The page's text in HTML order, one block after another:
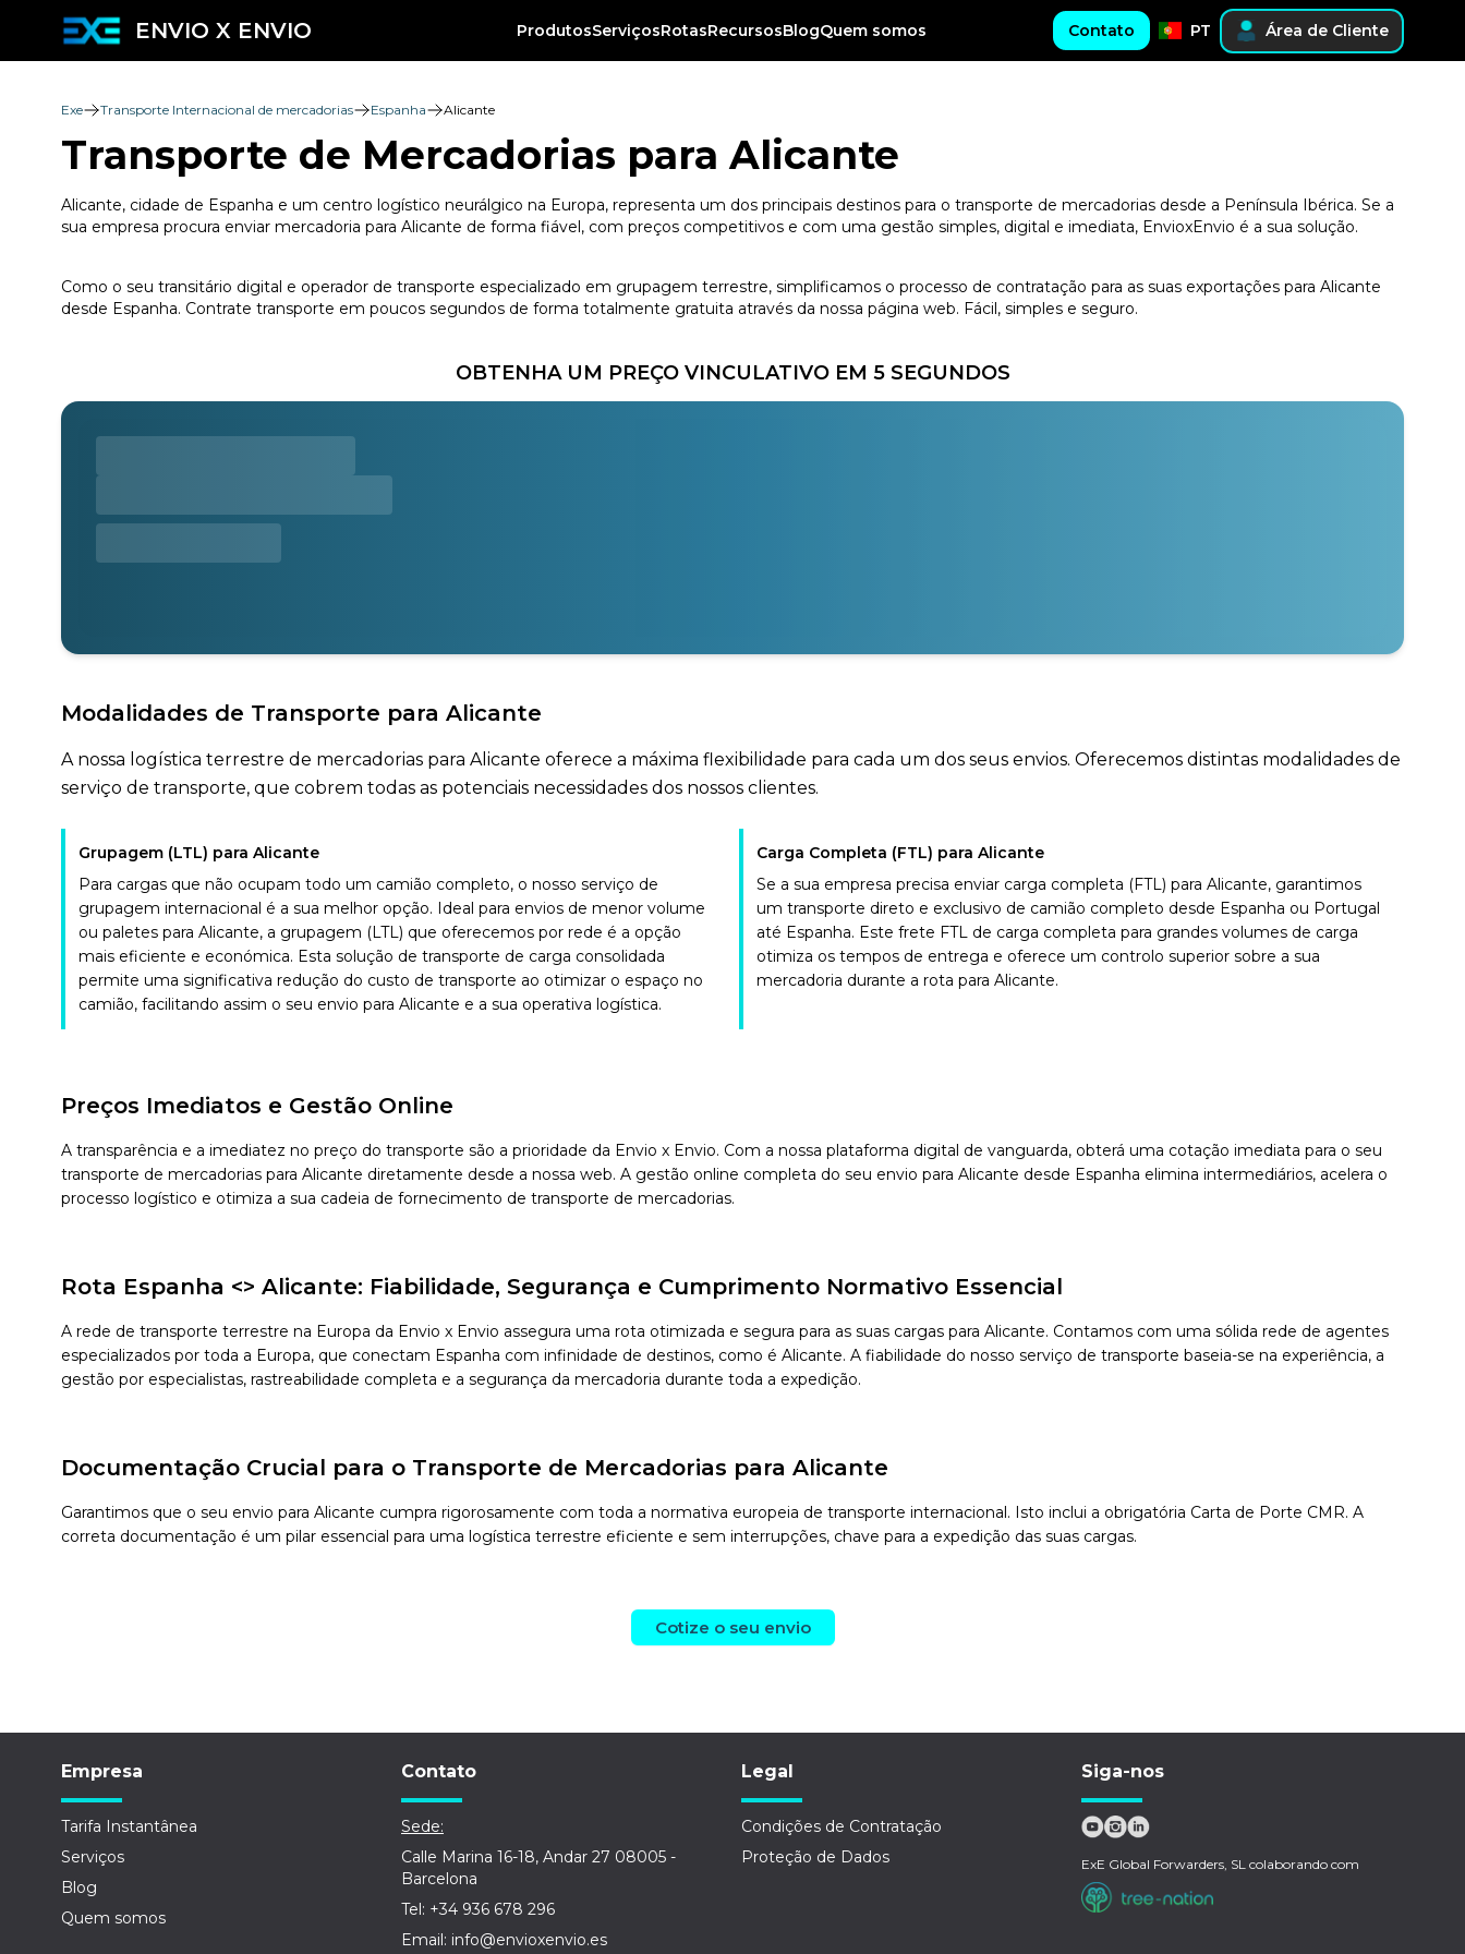
ENVIO X ENVIO ProdutosServiçosRotasRecursosBlogQuem somos Contato PT Área de Cliente
Exe Transporte Internacional de mercadorias Espanha Alicante
Transporte de Mercadorias para Alicante
Alicante, cidade de Espanha e um centro logístico neurálgico na Europa, representa um dos principais destinos para o transporte de mercadorias desde a Península Ibérica. Se a
sua empresa procura enviar mercadoria para Alicante de forma fiável, com preços competitivos e com uma gestão simples, digital e imediata, EnvioxEnvio é a sua solução.
Como o seu transitário digital e operador de transporte especializado em grupagem terrestre, simplificamos o processo de contratação para as suas exportações para Alicante
desde Espanha. Contrate transporte em poucos segundos de forma totalmente gratuita através da nossa página web. Fácil, simples e seguro.
OBTENHA UM PREÇO VINCULATIVO EM 5 SEGUNDOS
Modalidades de Transporte para Alicante
A nossa logística terrestre de mercadorias para Alicante oferece a máxima flexibilidade para cada um dos seus envios. Oferecemos distintas modalidades de
serviço de transporte, que cobrem todas as potenciais necessidades dos nossos clientes.
Grupagem (LTL) para Alicante
Para cargas que não ocupam todo um camião completo, o nosso serviço de
grupagem internacional é a sua melhor opção. Ideal para envios de menor volume
ou paletes para Alicante, a grupagem (LTL) que oferecemos por rede é a opção
mais eficiente e económica. Esta solução de transporte de carga consolidada
permite uma significativa redução do custo de transporte ao otimizar o espaço no
camião, facilitando assim o seu envio para Alicante e a sua operativa logística.
Carga Completa (FTL) para Alicante
Se a sua empresa precisa enviar carga completa (FTL) para Alicante, garantimos
um transporte direto e exclusivo de camião completo desde Espanha ou Portugal
até Espanha. Este frete FTL de carga completa para grandes volumes de carga
otimiza os tempos de entrega e oferece um controlo superior sobre a sua
mercadoria durante a rota para Alicante.
Preços Imediatos e Gestão Online
A transparência e a imediatez no preço do transporte são a prioridade da Envio x Envio. Com a nossa plataforma digital de vanguarda, obterá uma cotação imediata para o seu
transporte de mercadorias para Alicante diretamente desde a nossa web. A gestão online completa do seu envio para Alicante desde Espanha elimina intermediários, acelera o
processo logístico e otimiza a sua cadeia de fornecimento de transporte de mercadorias.
Rota Espanha <> Alicante: Fiabilidade, Segurança e Cumprimento Normativo Essencial
A rede de transporte terrestre na Europa da Envio x Envio assegura uma rota otimizada e segura para as suas cargas para Alicante. Contamos com uma sólida rede de agentes
especializados por toda a Europa, que conectam Espanha com infinidade de destinos, como é Alicante. A fiabilidade do nosso serviço de transporte baseia-se na experiência, a
gestão por especialistas, rastreabilidade completa e a segurança da mercadoria durante toda a expedição.
Documentação Crucial para o Transporte de Mercadorias para Alicante
Garantimos que o seu envio para Alicante cumpra rigorosamente com toda a normativa europeia de transporte internacional. Isto inclui a obrigatória Carta de Porte CMR. A
correta documentação é um pilar essencial para uma logística terrestre eficiente e sem interrupções, chave para a expedição das suas cargas.
Cotize o seu envio
Empresa
Tarifa Instantânea
Serviços
Blog
Quem somos
Contato
Sede:
Calle Marina 16-18, Andar 27 08005 -
Barcelona
Tel: +34 936 678 296
Email: info@envioxenvio.es
Legal
Condições de Contratação
Proteção de Dados
Siga-nos
ExE Global Forwarders, SL colaborando com